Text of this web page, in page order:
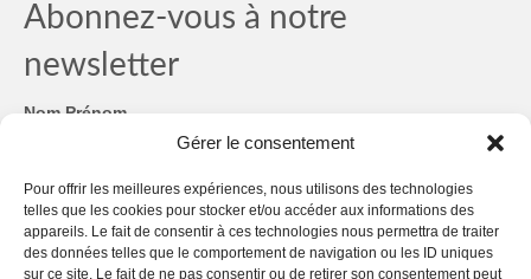
Gérer le consentement
Pour offrir les meilleures expériences, nous utilisons des technologies
telles que les cookies pour stocker et/ou accéder aux informations des
appareils. Le fait de consentir à ces technologies nous permettra de traiter
des données telles que le comportement de navigation ou les ID uniques
sur ce site. Le fait de ne pas consentir ou de retirer son consentement peut
Abonnez-vous à notre
newsletter
Nom Prénom
RGPD*